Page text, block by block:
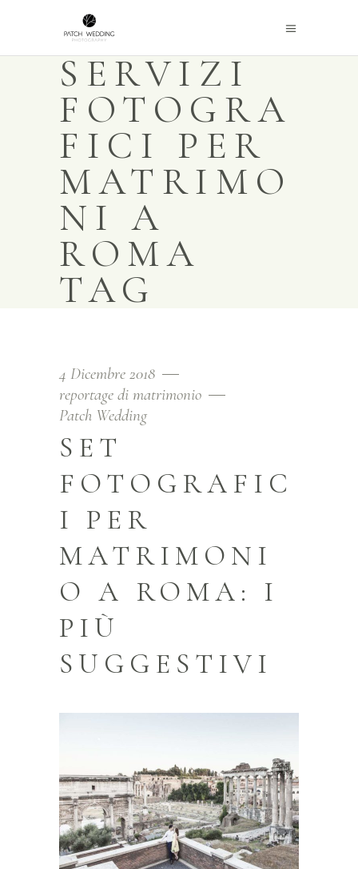
SERVIZI
FOTOGRA
FICI PER
MATRIMO
NI A
ROMA
TAG
4 Dicembre 2018
reportage di matrimonio
Patch Wedding
SET
FOTOGRAFIC
I PER
MATRIMONI
O A ROMA: I
PIÙ
SUGGESTIVI